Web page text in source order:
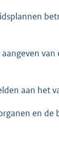
aan het
en de